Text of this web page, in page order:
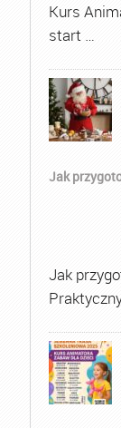
Kurs
start …
Jak
Jak